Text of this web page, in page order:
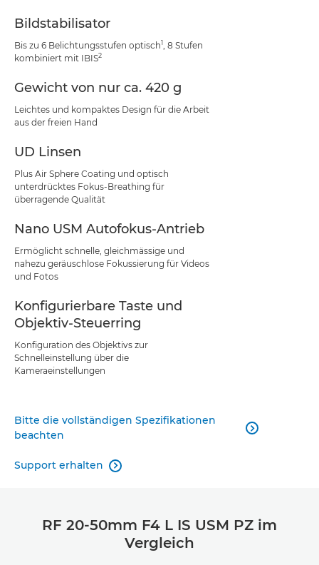
Bildstabilisator
Bis zu 6 Belichtungsstufen optisch1 , 8 Stufen
kombiniert mit IBIS2
Gewicht von nur ca. 420 g
Leichtes und kompaktes Design für die Arbeit
aus der freien Hand
UD Linsen
Plus Air Sphere Coating und optisch
unterdrücktes Fokus-Breathing für
überragende Qualität
Nano USM Autofokus-Antrieb
Ermöglicht schnelle, gleichmässige und
nahezu geräuschlose Fokussierung für Videos
und Fotos
Konfigurierbare Taste und
Objektiv-Steuerring
Konfiguration des Objektivs zur
Schnelleinstellung über die
Kameraeinstellungen
Bitte die vollständigen Spezifikationen
beachten

Support erhalten 
RF 20-50mm F4 L IS USM PZ im
Vergleich